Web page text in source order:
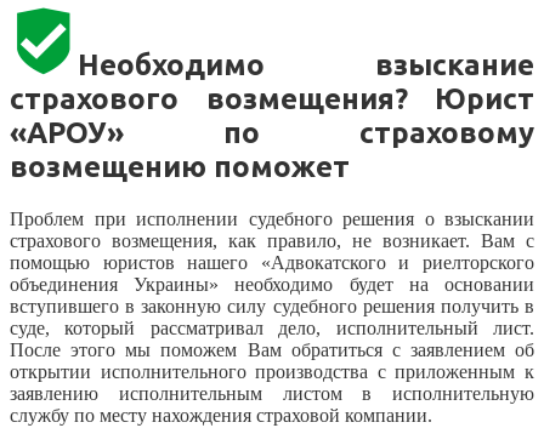
Необходимо взыскание
страхового возмещения? Юрист
«АРОУ» по страховому
возмещению поможет
Проблем при исполнении судебного решения о взыскании
страхового возмещения, как правило, не возникает. Вам с
помощью юристов нашего «Адвокатского и риелторского
объединения Украины» необходимо будет на основании
вступившего в законную силу судебного решения получить в
суде, который рассматривал дело, исполнительный лист.
После этого мы поможем Вам обратиться с заявлением об
открытии исполнительного производства с приложенным к
заявлению исполнительным листом в исполнительную
службу по месту нахождения страховой компании.